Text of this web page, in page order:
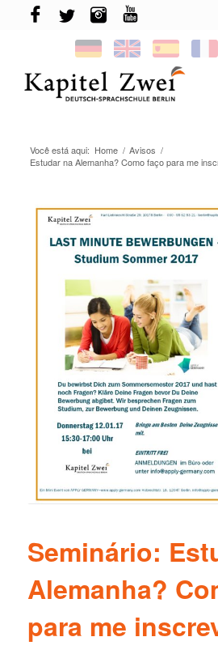
Inscreva-se
TELC & TestDaF
More em Berlin
Sua escola
Novidades
Você está aqui: Home / Avisos /
Estudar na Alemanha? Como faço para me
Seminário:
Alemanha?
para me